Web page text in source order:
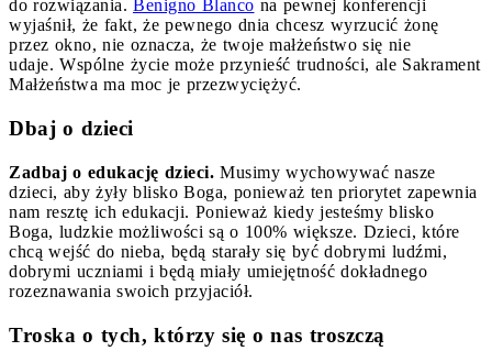
do rozwiązania. Benigno Blanco na pewnej konferencji
wyjaśnił, że fakt, że pewnego dnia chcesz wyrzucić żonę
przez okno, nie oznacza, że ​​twoje małżeństwo się nie
udaje. Wspólne życie może przynieść trudności, ale Sakrament
Małżeństwa ma moc je przezwyciężyć.
Dbaj o dzieci
Zadbaj o edukację dzieci. Musimy wychowywać nasze
dzieci, aby żyły blisko Boga, ponieważ ten priorytet zapewnia
nam resztę ich edukacji. Ponieważ kiedy jesteśmy blisko
Boga, ludzkie możliwości są o 100% większe. Dzieci, które
chcą wejść do nieba, będą starały się być dobrymi ludźmi,
dobrymi uczniami i będą miały umiejętność dokładnego
rozeznawania swoich przyjaciół.
Troska o tych, którzy się o nas troszczą